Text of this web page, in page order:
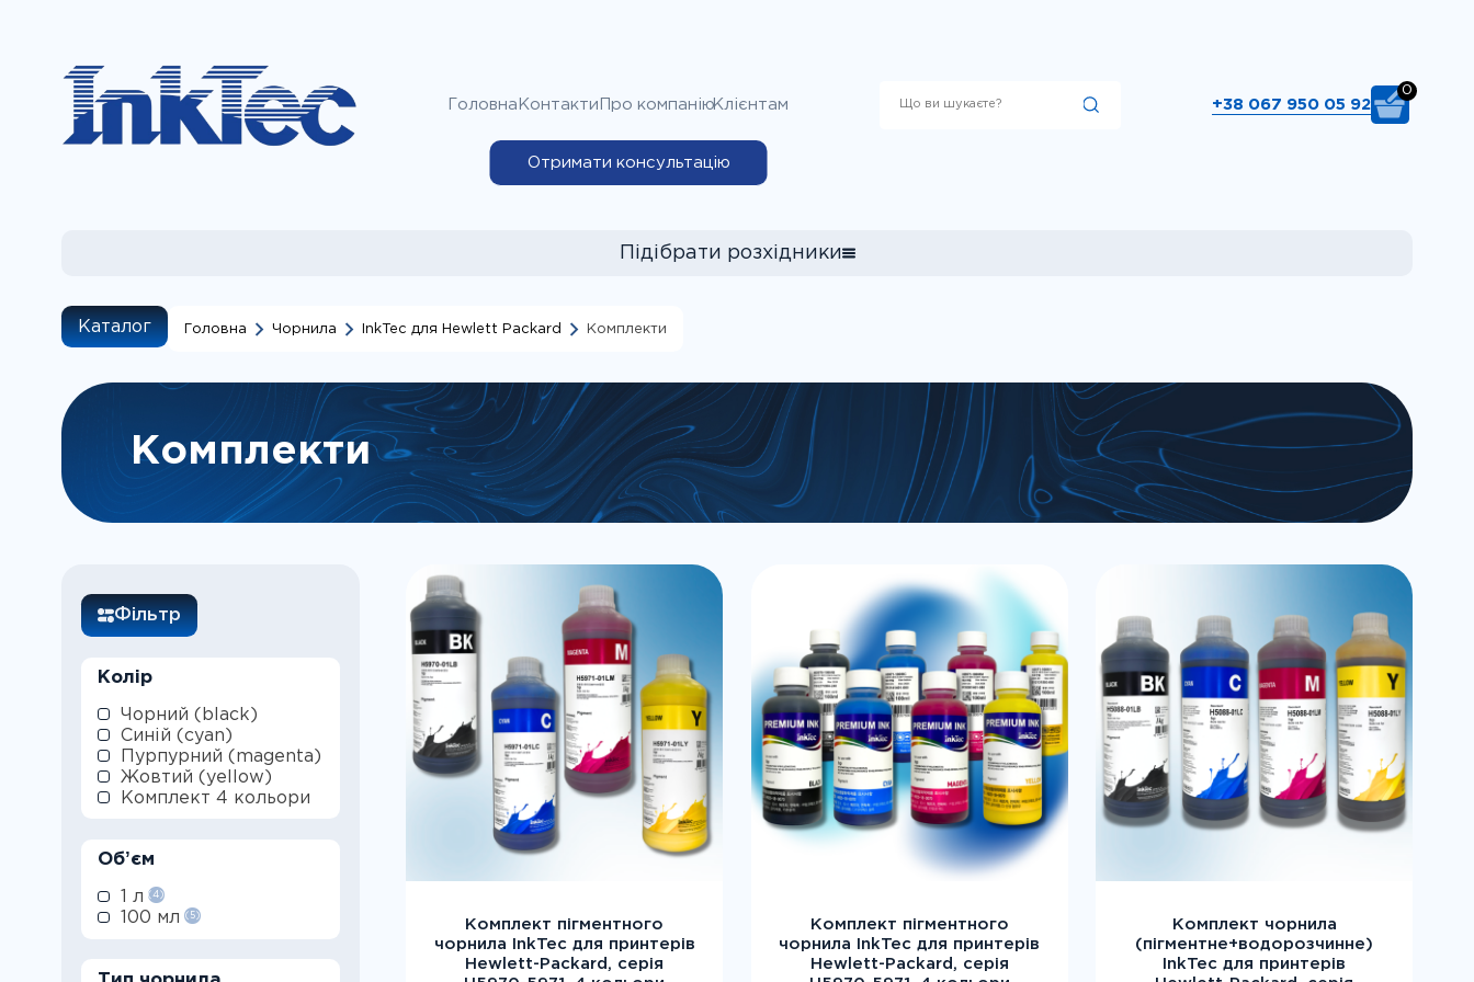
Головна Контакти Про компанію
Отримати консультацію
Клієнтам +38 067 950 05 92
0
Підібрати розхідники
пошуку "за моделлю принтера", потім у пошуковому рядку почніть вводити цифри 660. Виберіть
потрібний принтер із запропонованих варіантів та натисніть кнопку "Підібрати"..
Каталог Головна Чорнила InkTec для Hewlett Packard Комплекти
Комплекти
Фільтр
Колір
Чорний (black)
Синій (сyan)
Пурпурний (magenta)
Жовтий (yellow)
Комплект 4 кольори
Обʼєм
1 л (4)
100 мл (5)
Комплект пігментного
чорнила InkTec для принтерів
Hewlett-Packard, серія
Комплект пігментного
чорнила InkTec для принтерів
Hewlett-Packard, серія
Комплект чорнила
(пігментне+водорозчинне)
InkTec для принтерів